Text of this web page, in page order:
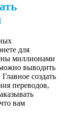
для
миллионами
выводить
создать
переводов,
вам